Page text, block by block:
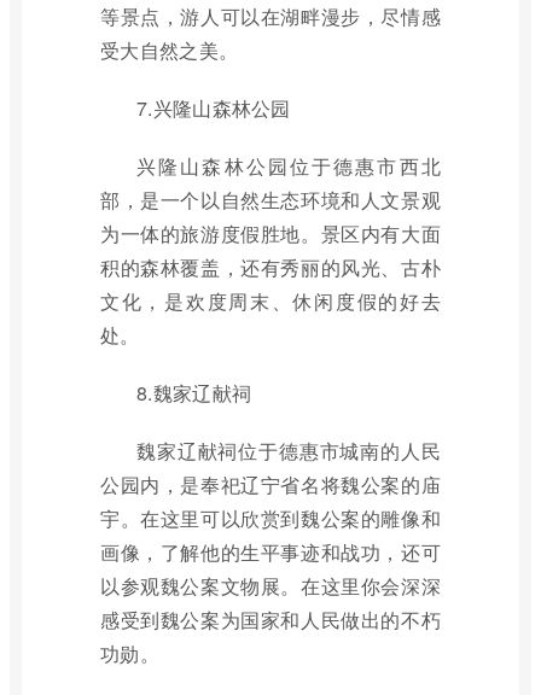
等景点，游人可以在湖畔漫步，尽情感
受大自然之美。
7.兴隆山森林公园
兴隆山森林公园位于德惠市西北
部，是一个以自然生态环境和人文景观
为一体的旅游度假胜地。景区内有大面
积的森林覆盖，还有秀丽的风光、古朴
文化，是欢度周末、休闲度假的好去
处。
8.魏家辽献祠
魏家辽献祠位于德惠市城南的人民
公园内，是奉祀辽宁省名将魏公案的庙
宇。在这里可以欣赏到魏公案的雕像和
画像，了解他的生平事迹和战功，还可
以参观魏公案文物展。在这里你会深深
感受到魏公案为国家和人民做出的不朽
功勋。